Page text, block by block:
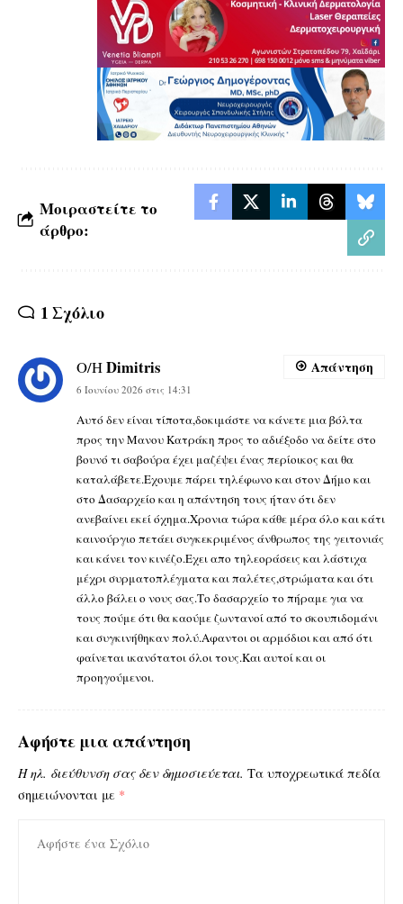
Μοιραστείτε το
άρθρο:
1 Σχόλιο
Ο/ΗDimitris
6 Ιουνίου 2026 στις 14:31
Αυτό δεν είναι τίποτα,δοκιμάστε να κάνετε μια βόλτα
προς την Μανου Κατράκη προς το αδιέξοδο να δείτε στο
βουνό τι σαβούρα έχει μαζέψει ένας περίοικος και θα
καταλάβετε.Εχουμε πάρει τηλέφωνο και στον Δήμο και
στο Δασαρχείο και η απάντηση τους ήταν ότι δεν
ανεβαίνει εκεί όχημα.Χρονια τώρα κάθε μέρα όλο και κάτι
καινούργιο πετάει συγκεκριμένος άνθρωπος της γειτονιάς
και κάνει τον κινέζο.Εχει απο τηλεοράσεις και λάστιχα
μέχρι συρματοπλέγματα και παλέτες,στρώματα και ότι
άλλο βάλει ο νους σας.Το δασαρχείο το πήραμε για να
τους πούμε ότι θα καούμε ζωντανοί από το σκουπιδομάνι
και συγκινήθηκαν πολύ.Αφαντοι οι αρμόδιοι και από ότι
φαίνεται ικανότατοι όλοι τους.Και αυτοί και οι
προηγούμενοι.
Απάντηση
Αφήστε μια απάντηση
Η ηλ. διεύθυνση σας δεν δημοσιεύεται. Τα υποχρεωτικά πεδία
σημειώνονται με *